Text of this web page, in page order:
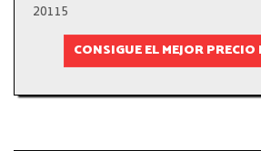
20115
CONSIGUE EL MEJOR